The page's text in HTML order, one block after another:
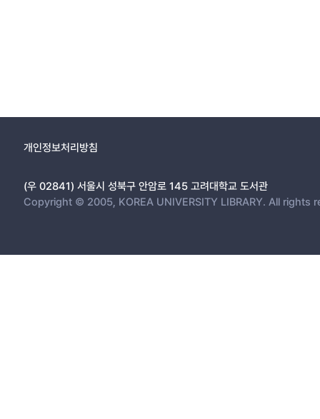
개인정보처리방침
(우 02841) 서울시 성북구 안암로 145 고려대학교 도서관
Copyright © 2005, KOREA UNIVERSITY LIBRARY. All rights